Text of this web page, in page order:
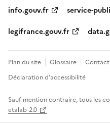
info.gouv.fr
service-
legifrance.gouv.fr
Plan du site Glossaire Contact
Déclaration d’accessibilité
Sauf mention contraire, tous les
etalab-2.0